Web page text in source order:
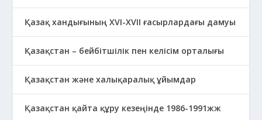
Қазақ хандығының XVI-XVII ғасырлардағы дамуы
Қазақстан – бейбітшілік пен келісім орталығы
Қазақстан және халықаралық ұйымдар
Қазақстан қайта құру кезеңінде 1986-1991жж